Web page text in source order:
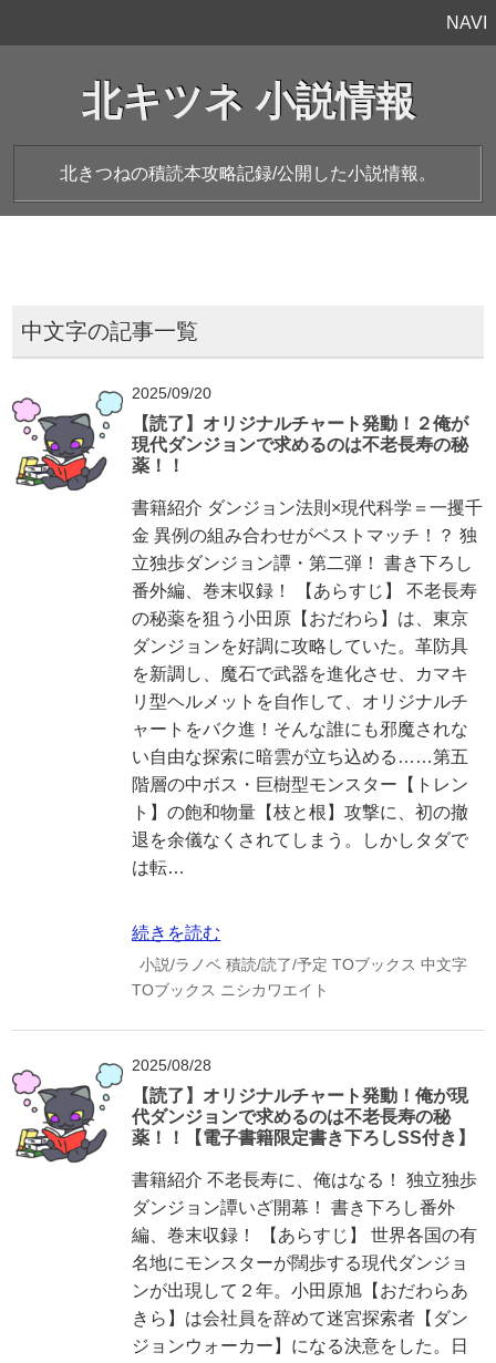
NAVI
北キツネ 小説情報
北きつねの積読本攻略記録/公開した小説情報。
中文字の記事一覧
2025/09/20
【読了】オリジナルチャート発動！２俺が
現代ダンジョンで求めるのは不老長寿の秘
薬！！
書籍紹介 ダンジョン法則×現代科学＝一攫千
金 異例の組み合わせがベストマッチ！？ 独
立独歩ダンジョン譚・第二弾！ 書き下ろし
番外編、巻末収録！ 【あらすじ】 不老長寿
の秘薬を狙う小田原【おだわら】は、東京
ダンジョンを好調に攻略していた。革防具
を新調し、魔石で武器を進化させ、カマキ
リ型ヘルメットを自作して、オリジナルチ
ャートをバク進！そんな誰にも邪魔されな
い自由な探索に暗雲が立ち込める……第五
階層の中ボス・巨樹型モンスター【トレン
ト】の飽和物量【枝と根】攻撃に、初の撤
退を余儀なくされてしまう。しかしタダで
は転…
続きを読む
小説/ラノベ 積読/読了/予定 TOブックス 中文字
TOブックス ニシカワエイト
2025/08/28
【読了】オリジナルチャート発動！俺が現
代ダンジョンで求めるのは不老長寿の秘
薬！！【電子書籍限定書き下ろしSS付き】
書籍紹介 不老長寿に、俺はなる！ 独立独歩
ダンジョン譚いざ開幕！ 書き下ろし番外
編、巻末収録！ 【あらすじ】 世界各国の有
名地にモンスターが闊歩する現代ダンジョ
ンが出現して２年。小田原旭【おだわらあ
きら】は会社員を辞めて迷宮探索者【ダン
ジョンウォーカー】になる決意をした。日